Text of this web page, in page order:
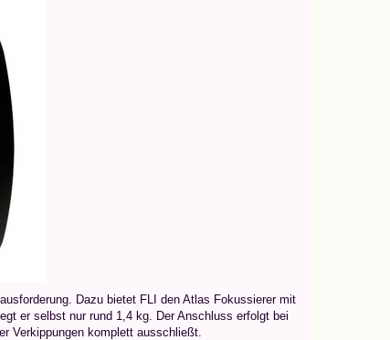
Dazu bietet FLI den Atlas Fokussierer mit
er selbst nur rund 1,4 kg. Der Anschluss erfolgt bei
Verkippungen komplett ausschließt.